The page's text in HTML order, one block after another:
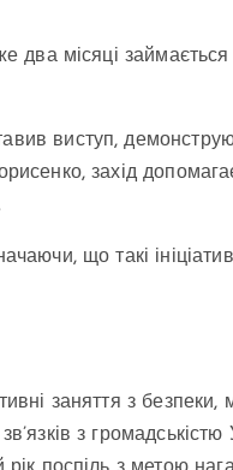
місяці займається
виступ,
захід
що такі
заняття з
з